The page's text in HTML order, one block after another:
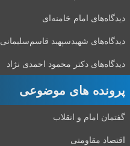
دیدگاه‌های امام خامنه‌ای
دیدگاه‌های شهید‌سپهبد قاسم‌سلیمانی
دیدگاه‌های دکتر محمود احمدی نژاد
پرونده های موضوعی
گفتمان امام و انقلاب
اقتصاد مقاومتی